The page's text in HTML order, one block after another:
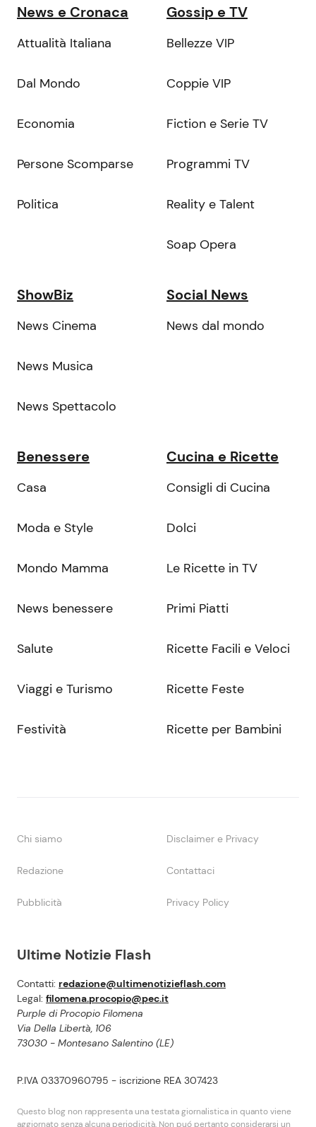
Ultime Notizie Flash
Contatti: redazione@ultimenotizieflash.com
Legal: filomena.procopio@pec.it
Purple di Procopio Filomena
Via Della Libertà, 106
73030 - Montesano Salentino (LE)
P.IVA 03370960795 - iscrizione REA 307423
Questo blog non rappresenta una testata giornalistica in quanto viene
aggiornato senza alcuna periodicità. Non puó pertanto considerarsi un
News e Cronaca
Attualità Italiana
Dal Mondo
Economia
Persone Scomparse
Politica
Gossip e TV
Bellezze VIP
Coppie VIP
Fiction e Serie TV
Programmi TV
Reality e Talent
Soap Opera
ShowBiz
News Cinema
News Musica
News Spettacolo
Social News
News dal mondo
Benessere
Casa
Moda e Style
Mondo Mamma
News benessere
Salute
Viaggi e Turismo
Festività
Cucina e Ricette
Consigli di Cucina
Dolci
Le Ricette in TV
Primi Piatti
Ricette Facili e Veloci
Ricette Feste
Ricette per Bambini
Chi siamo Disclaimer e Privacy
Redazione Contattaci
Pubblicità Privacy Policy